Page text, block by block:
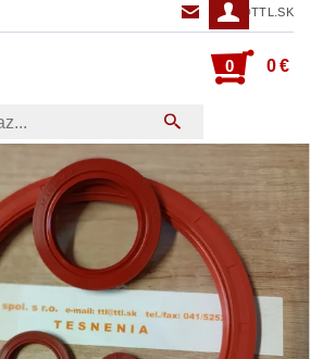
TTL@TTL.SK
0 0 €